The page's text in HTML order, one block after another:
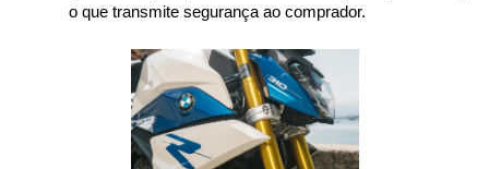
o que transmite segurança ao comprador.